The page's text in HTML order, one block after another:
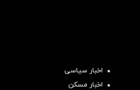
اخبار سیاسی
اخبار مسکن